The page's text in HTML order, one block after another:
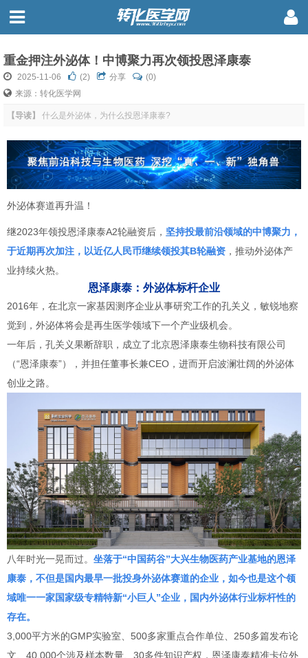
重金押注外泌体！中博聚力再次领投恩泽康泰
2025-11-06 (2) 分享
(0)
来源：转化医学网
【导读】 什么是外泌体，为什么投恩泽康泰?
外泌体赛道再升温！
继2023年领投恩泽康泰A2轮融资后， 坚持投最前沿领域的中博聚力，
于近期再次加注，以近亿人民币继续领投其B轮融资 ，推动外泌体产
业持续火热。
恩泽康泰：外泌体标杆企业
2016年，在北京一家基因测序企业从事研究工作的孔关义，敏锐地察
觉到，外泌体将会是再生医学领域下一个产业级机会。
一年后，孔关义果断辞职，成立了北京恩泽康泰生物科技有限公司
（“恩泽康泰”），并担任董事长兼CEO，进而开启波澜壮阔的外泌体
创业之路。
八年时光一晃而过。 坐落于“中国药谷”大兴生物医药产业基地的恩泽
康泰，不但是国内最早一批投身外泌体赛道的企业，如今也是这个领
域唯一一家国家级专精特新“小巨人”企业，国内外泌体行业标杆性的
存在。
3,000平方米的GMP实验室、500多家重点合作单位、250多篇发布论
文、40,000个涉及样本数量、30多件知识产权，恩泽康泰精准卡位外